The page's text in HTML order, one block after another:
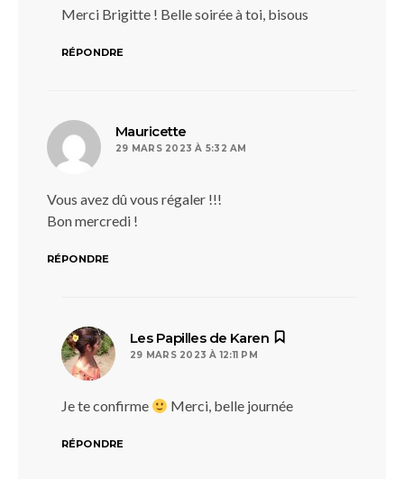
Merci Brigitte ! Belle soirée à toi, bisous
RÉPONDRE
Mauricette
29 MARS 2023 À 5:32 AM
Vous avez dû vous régaler !!!
Bon mercredi !
RÉPONDRE
Les Papilles de Karen
29 MARS 2023 À 12:11 PM
Je te confirme Merci, belle journée
RÉPONDRE